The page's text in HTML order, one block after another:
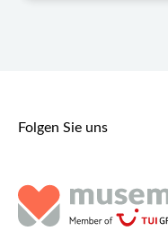
Folgen Sie uns